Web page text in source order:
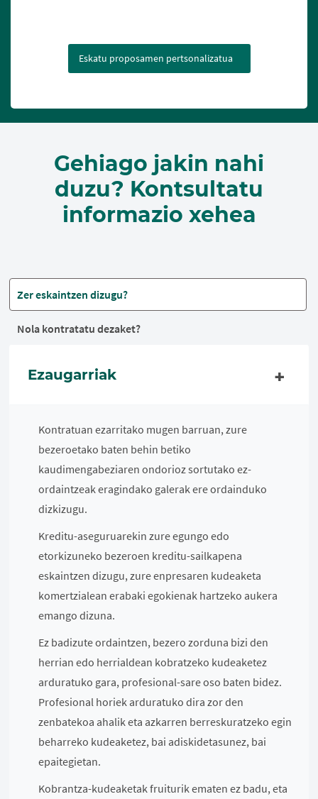
Eskatu proposamen pertsonalizatua
Gehiago jakin nahi
duzu? Kontsultatu
informazio xehea
Zer eskaintzen dizugu?
Nola kontratatu dezaket?
Ezaugarriak
Kontratuan ezarritako mugen barruan, zure
bezeroetako baten behin betiko
kaudimengabeziaren ondorioz sortutako ez-
ordaintzeak eragindako galerak ere ordainduko
dizkizugu.
Kreditu-aseguruarekin zure egungo edo
etorkizuneko bezeroen kreditu-sailkapena
eskaintzen dizugu, zure enpresaren kudeaketa
komertzialean erabaki egokienak hartzeko aukera
emango dizuna.
Ez badizute ordaintzen, bezero zorduna bizi den
herrian edo herrialdean kobratzeko kudeaketez
arduratuko gara, profesional-sare oso baten bidez.
Profesional horiek arduratuko dira zor den
zenbatekoa ahalik eta azkarren berreskuratzeko egin
beharreko kudeaketez, bai adiskidetasunez, bai
epaitegietan.
Kobrantza-kudeaketak fruiturik ematen ez badu, eta